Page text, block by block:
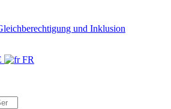
und Inklusion
FR